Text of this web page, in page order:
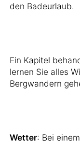
den Badeurlaub.
Ein Kapitel
lernen Sie alles
Bergwandern
Wetter: Bei